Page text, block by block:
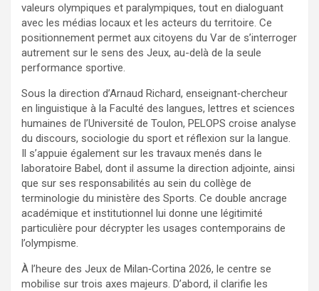
valeurs olympiques et paralympiques, tout en dialoguant
avec les médias locaux et les acteurs du territoire. Ce
positionnement permet aux citoyens du Var de s’interroger
autrement sur le sens des Jeux, au-delà de la seule
performance sportive.
Sous la direction d’Arnaud Richard, enseignant‑chercheur
en linguistique à la Faculté des langues, lettres et sciences
humaines de l’Université de Toulon, PELOPS croise analyse
du discours, sociologie du sport et réflexion sur la langue.
Il s’appuie également sur les travaux menés dans le
laboratoire Babel, dont il assume la direction adjointe, ainsi
que sur ses responsabilités au sein du collège de
terminologie du ministère des Sports. Ce double ancrage
académique et institutionnel lui donne une légitimité
particulière pour décrypter les usages contemporains de
l’olympisme.
À l’heure des Jeux de Milan‑Cortina 2026, le centre se
mobilise sur trois axes majeurs. D’abord, il clarifie les